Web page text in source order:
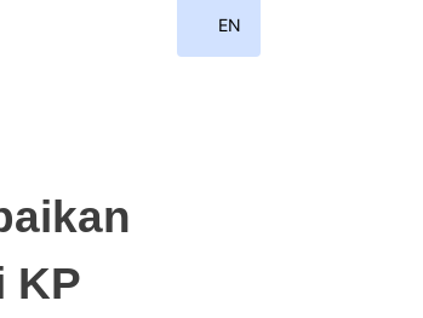
KP
EN